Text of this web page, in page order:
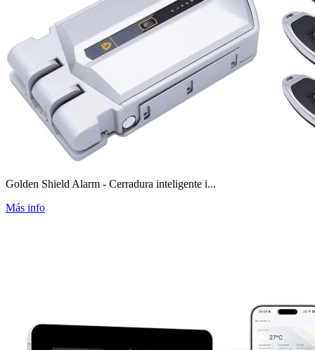
Golden Shield Alarm - Cerradura inteligente i...
Más info